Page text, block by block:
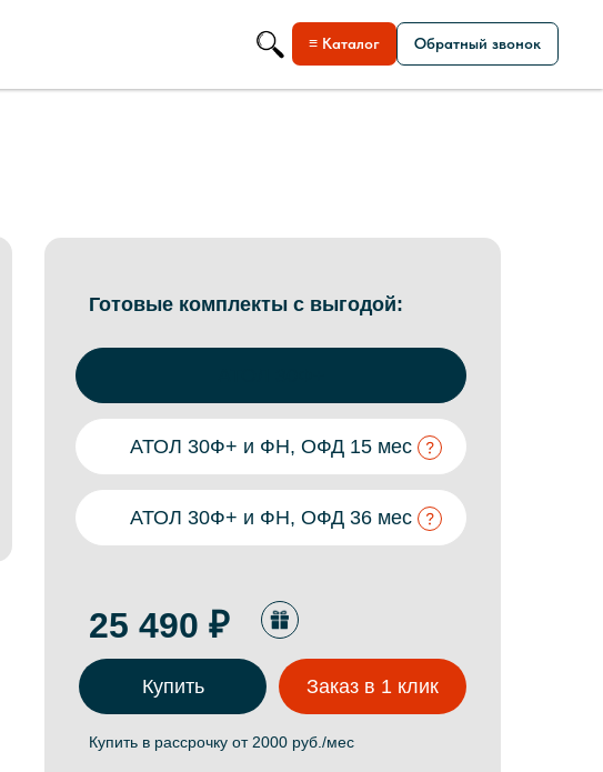
≡ Каталог Обратный звонок
АТОЛ 30Ф+ и ФН, ОФД 36 мес
АТОЛ 30Ф+ и ФН, ОФД 15 мес
Готовые комплекты с выгодой:
25 490 ₽
Купить Заказ в 1 клик
Купить в рассрочку от 2000 руб./мес